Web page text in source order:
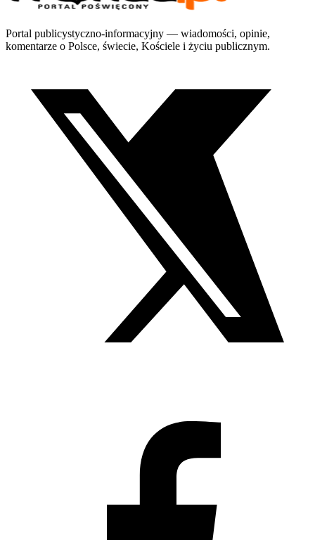
Portal publicystyczno-informacyjny — wiadomości, opinie,
komentarze o Polsce, świecie, Kościele i życiu publicznym.